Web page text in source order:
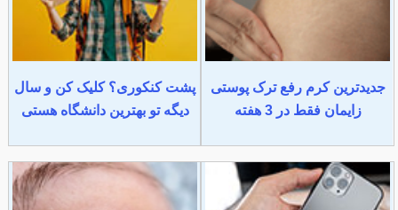
جدیدترین کرم رفع ترک پوستی
زایمان فقط در 3 هفته
پشت کنکوری؟ کلیک کن و سال
دیگه تو بهترین دانشگاه هستی